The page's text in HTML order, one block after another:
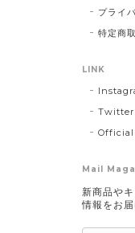
プライ
特定商
LINK
Twitter
Mail
新商品や
情報をお届